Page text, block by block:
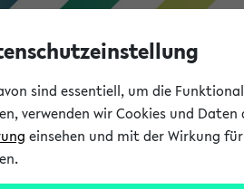
sind essentiell, um die
verwenden wir Cookies und
einsehen und mit der Wirkung